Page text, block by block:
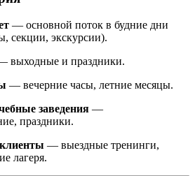
— основной поток в будние дни
секции, экскурсии).
выходные и праздники.
— вечерние часы, летние месяцы.
заведения —
праздники.
— выездные тренинги,
лагеря.